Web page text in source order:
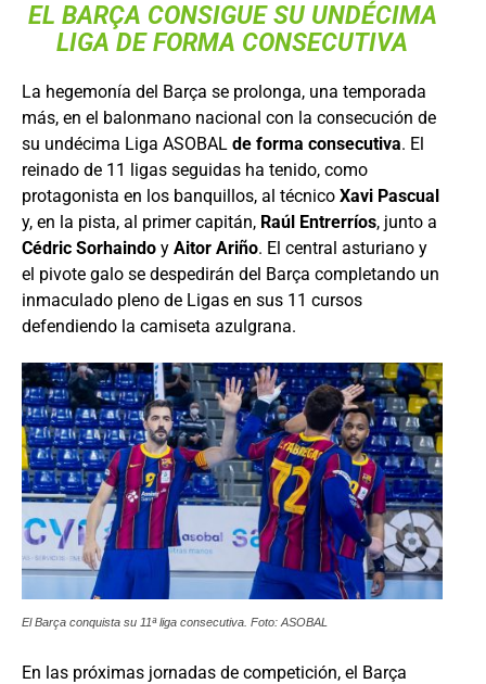
EL BARÇA CONSIGUE SU UNDÉCIMA
LIGA DE FORMA CONSECUTIVA
La hegemonía del Barça se prolonga, una temporada
más, en el balonmano nacional con la consecución de
su undécima Liga ASOBAL de forma consecutiva. El
reinado de 11 ligas seguidas ha tenido, como
protagonista en los banquillos, al técnico Xavi Pascual
y, en la pista, al primer capitán, Raúl Entrerríos, junto a
Cédric Sorhaindo y Aitor Ariño. El central asturiano y
el pivote galo se despedirán del Barça completando un
inmaculado pleno de Ligas en sus 11 cursos
defendiendo la camiseta azulgrana.
El Barça conquista su 11ª liga consecutiva. Foto: ASOBAL
En las próximas jornadas de competición, el Barça